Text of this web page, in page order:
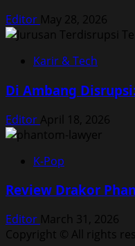
Editor May 28, 2026
Karir & Tech
Di Ambang
Editor April 18, 2026
K-Pop
Review Drakor
Editor March 31, 2026
Copyright © All rights